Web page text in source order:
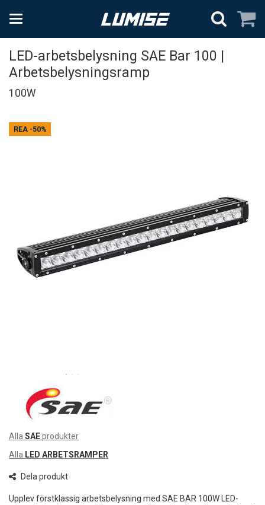
LED-arbetsbelysning SAE Bar 100 |
Arbetsbelysningsramp
100W
REA -50%
Alla SAEprodukter
Alla LED ARBETSRAMPER
Dela produkt
Upplev förstklassig arbetsbelysning med SAE BAR 100W LED-